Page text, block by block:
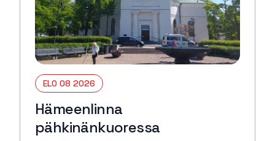
ELO 08 2026
Hämeenlinna
pähkinänkuoressa